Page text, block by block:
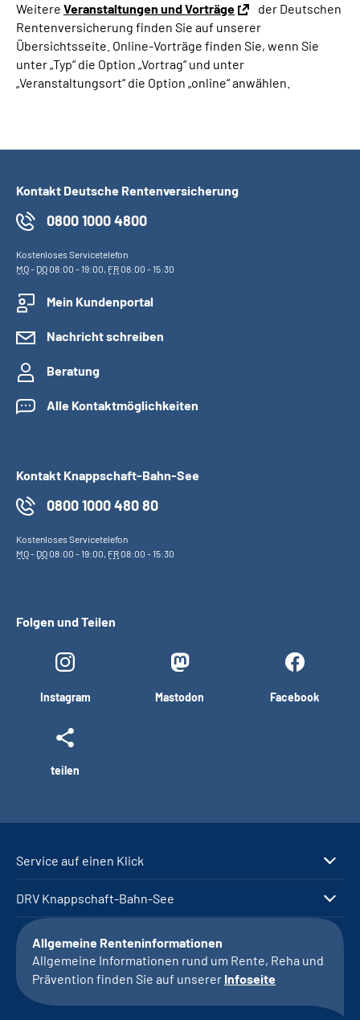
Weitere Veranstaltungen und Vorträge
der Deutschen
Rentenversicherung finden Sie auf unserer
Übersichtsseite. Online-Vorträge finden Sie, wenn Sie
unter „Typ“ die Option „Vortrag“ und unter
„Veranstaltungsort“ die Option „online“ anwählen.
Kontakt Deutsche Rentenversicherung
0800 1000 4800
Kostenloses Servicetelefon
MO- DO08:00 - 19:00, FR08:00 - 15:30
Mein Kundenportal
Nachricht schreiben
Beratung
Alle Kontaktmöglichkeiten
Kontakt Knappschaft-Bahn-See
0800 1000 480 80
Kostenloses Servicetelefon
MO- DO08:00 - 19:00, FR08:00 - 15:30
Folgen und Teilen
Instagram Mastodon Facebook
teilen
Service auf einen Klick
DRV Knappschaft-Bahn-See
Allgemeine Renteninformationen
Allgemeine Informationen rund um Rente, Reha und
Prävention finden Sie auf unserer Infoseite